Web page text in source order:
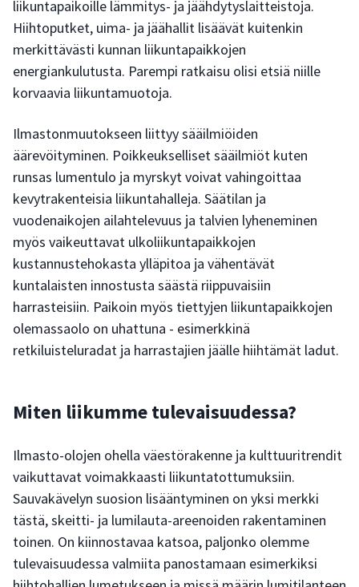
liikuntapaikoille lämmitys- ja jäähdytyslaitteistoja.
Hiihtoputket, uima- ja jäähallit lisäävät kuitenkin
merkittävästi kunnan liikuntapaikkojen
energiankulutusta. Parempi ratkaisu olisi etsiä niille
korvaavia liikuntamuotoja.
Ilmastonmuutokseen liittyy sääilmiöiden
äärevöityminen. Poikkeukselliset sääilmiöt kuten
runsas lumentulo ja myrskyt voivat vahingoittaa
kevytrakenteisia liikuntahalleja. Säätilan ja
vuodenaikojen ailahtelevuus ja talvien lyheneminen
myös vaikeuttavat ulkoliikuntapaikkojen
kustannustehokasta ylläpitoa ja vähentävät
kuntalaisten innostusta säästä riippuvaisiin
harrasteisiin. Paikoin myös tiettyjen liikuntapaikkojen
olemassaolo on uhattuna - esimerkkinä
retkiluisteluradat ja harrastajien jäälle hiihtämät ladut.
Miten liikumme tulevaisuudessa?
Ilmasto-olojen ohella väestörakenne ja kulttuuritrendit
vaikuttavat voimakkaasti liikuntatottumuksiin.
Sauvakävelyn suosion lisääntyminen on yksi merkki
tästä, skeitti- ja lumilauta-areenoiden rakentaminen
toinen. On kiinnostavaa katsoa, paljonko olemme
tulevaisuudessa valmiita panostamaan esimerkiksi